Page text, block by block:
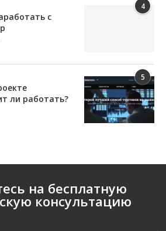
4
с
5
ли работать?
на бесплатную
консультацию